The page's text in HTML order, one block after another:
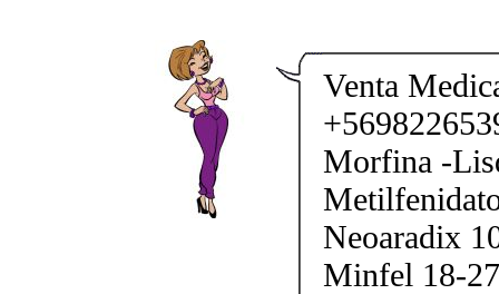
Venta
Morfina -
Neoaradix
Minfel 18-